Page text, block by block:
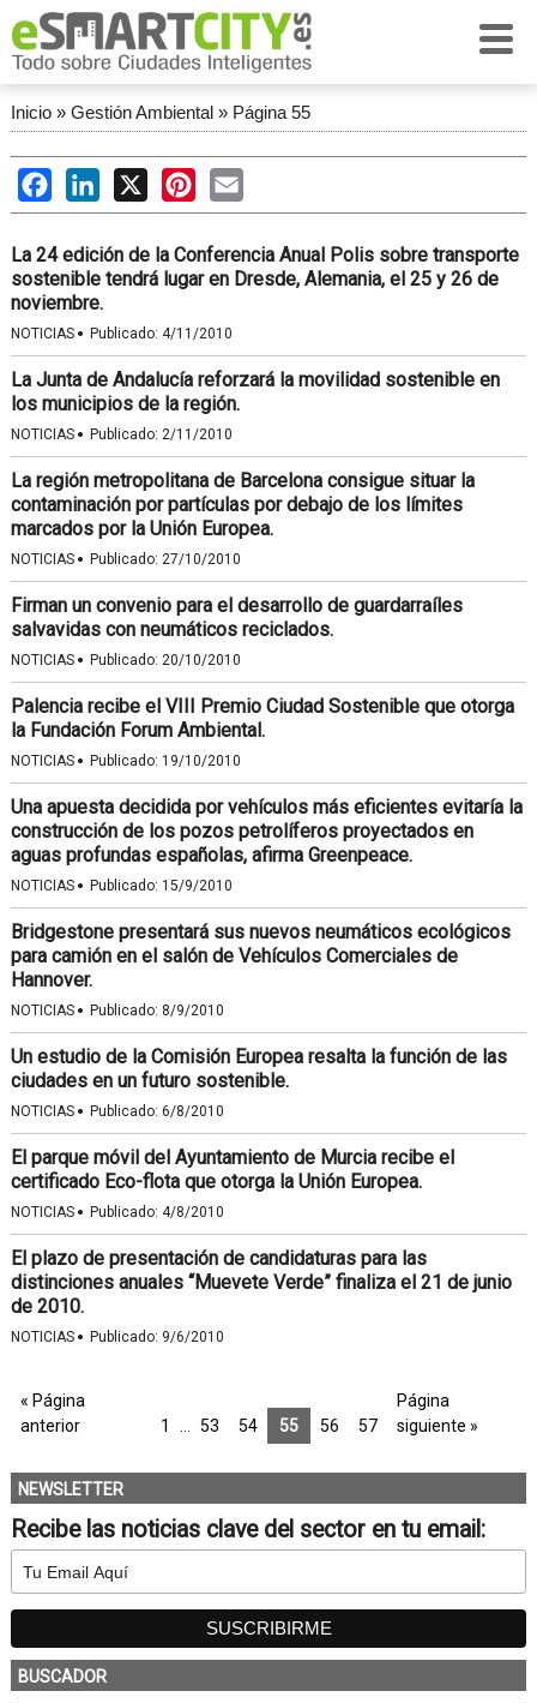
Inicio» Gestión Ambiental» Página 55
FacebookLinkedIn
X PinterestEmail
La 24 edición de la Conferencia Anual Polis sobre transporte
sostenible tendrá lugar en Dresde, Alemania, el 25 y 26 de
noviembre.
NOTICIAS · Publicado: 4/11/2010
La Junta de Andalucía reforzará la movilidad sostenible en
los municipios de la región.
NOTICIAS · Publicado: 2/11/2010
La región metropolitana de Barcelona consigue situar la
contaminación por partículas por debajo de los límites
marcados por la Unión Europea.
NOTICIAS · Publicado: 27/10/2010
Firman un convenio para el desarrollo de guardarraíles
salvavidas con neumáticos reciclados.
NOTICIAS · Publicado: 20/10/2010
Palencia recibe el VIII Premio Ciudad Sostenible que otorga
la Fundación Forum Ambiental.
NOTICIAS · Publicado: 19/10/2010
Una apuesta decidida por vehículos más eficientes evitaría la
construcción de los pozos petrolíferos proyectados en
aguas profundas españolas, afirma Greenpeace.
NOTICIAS · Publicado: 15/9/2010
Bridgestone presentará sus nuevos neumáticos ecológicos
para camión en el salón de Vehículos Comerciales de
Hannover.
NOTICIAS · Publicado: 8/9/2010
Un estudio de la Comisión Europea resalta la función de las
ciudades en un futuro sostenible.
NOTICIAS · Publicado: 6/8/2010
El parque móvil del Ayuntamiento de Murcia recibe el
certificado Eco-flota que otorga la Unión Europea.
NOTICIAS · Publicado: 4/8/2010
El plazo de presentación de candidaturas para las
distinciones anuales “Muevete Verde” finaliza el 21 de junio
de 2010.
NOTICIAS · Publicado: 9/6/2010
« Página
anterior
1 53 54 55 56 57
Página
siguiente »
NEWSLETTER
Recibe las noticias clave del sector en tu email:
BUSCADOR